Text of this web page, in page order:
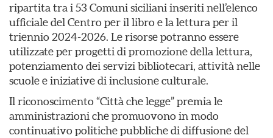
ripartita tra i 53 Comuni siciliani inseriti nell’elenco
ufficiale del Centro per il libro e la lettura per il
triennio 2024-2026. Le risorse potranno essere
utilizzate per progetti di promozione della lettura,
potenziamento dei servizi bibliotecari, attività nelle
scuole e iniziative di inclusione culturale.
Il riconoscimento “Città che legge” premia le
amministrazioni che promuovono in modo
continuativo politiche pubbliche di diffusione del